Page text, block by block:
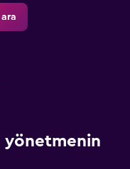
yönetmenin